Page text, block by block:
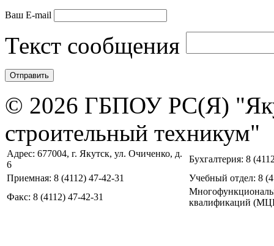
Ваш E-mail
Текст сообщения
© 2026 ГБПОУ РС(Я)
строительный техникум"
Адрес: 677004, г. Якутск, ул. Очиченко, д.
6
Бухгалтерия: 8
Приемная: 8 (4112) 47-42-31
Учебный отдел: 8
Факс: 8 (4112) 47-42-31
квалификаций